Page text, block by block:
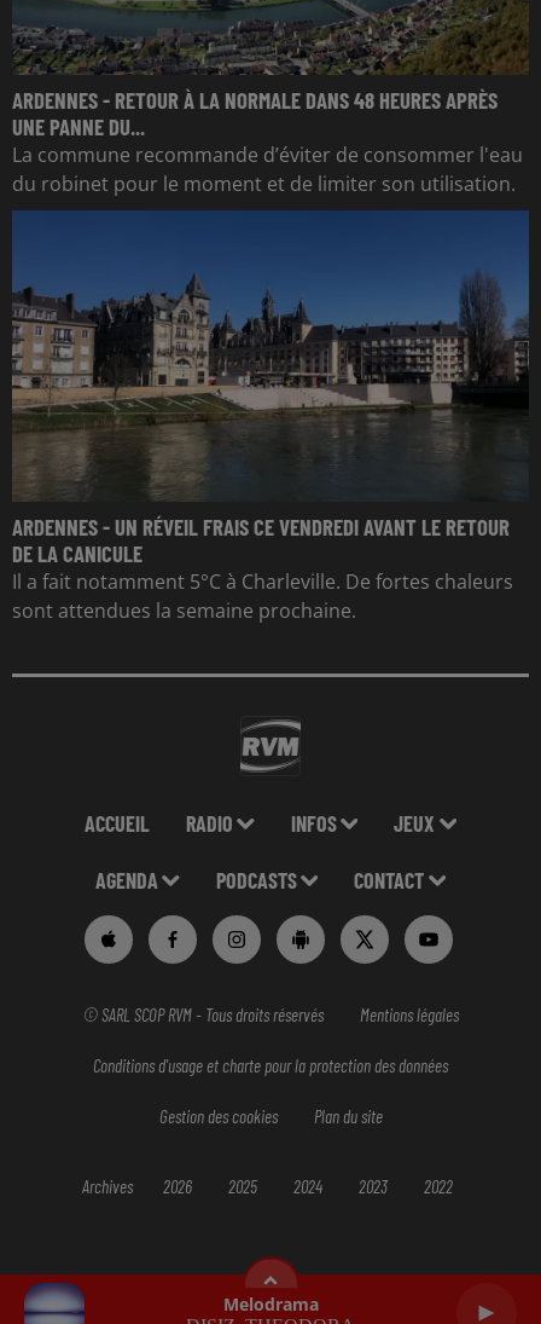
Melodrama
ARDENNES - RETOUR À LA NORMALE DANS 48 HEURES APRÈS
UNE PANNE DU...
La commune recommande d’éviter de consommer l'eau
du robinet pour le moment et de limiter son utilisation.
ARDENNES - UN RÉVEIL FRAIS CE VENDREDI AVANT LE RETOUR
DE LA CANICULE
Il a fait notamment 5°C à Charleville. De fortes chaleurs
sont attendues la semaine prochaine.
ACCUEIL RADIO INFOS JEUX
AGENDA PODCASTS CONTACT
© SARL SCOP RVM - Tous droits réservés Mentions légales
Conditions d'usage et charte pour la protection des données
Gestion des cookies Plan du site
Archives 2026 2025 2024 2023 2022